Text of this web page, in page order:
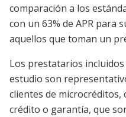
comparación a los
con un 63% de APR para
aquellos que toman un
Los prestatarios
estudio son
clientes de microcréditos,
crédito o garantía, que